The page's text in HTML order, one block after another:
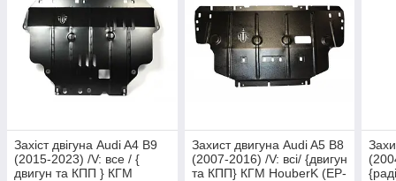
Захіст двігуна Audi A4 B9
(2015-2023) /V: все / {
двигун та КПП } КГМ
Захист двигуна Audi A5 B8
(2007-2016) /V: всі/ {двигун
та КПП} КГМ HouberK (EP-